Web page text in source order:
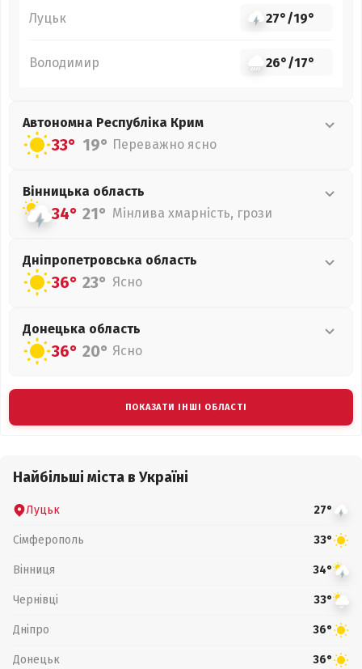
Луцьк 27°/19°
Володимир 26°/17°
Автономна Республіка Крим
33° 19° Переважно ясно
Вінницька область
34° 21° Мінлива хмарність, грози
Дніпропетровська область
36° 23° Ясно
Донецька область
36° 20° Ясно
ПОКАЗАТИ ІНШІ ОБЛАСТІ
Найбільші міста в Україні
Луцьк 27°
Сімферополь 33°
Вінниця 34°
Чернівці 33°
Дніпро 36°
Донецьк 36°